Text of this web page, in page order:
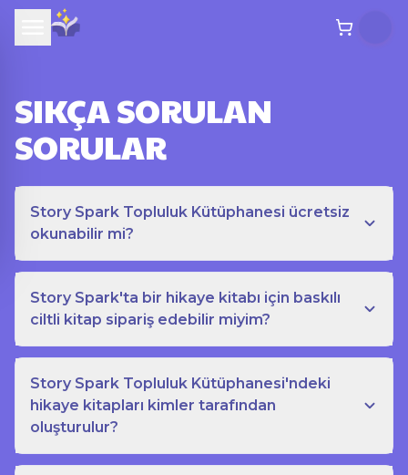
SIKÇA SORULAN
SORULAR
Story Spark Topluluk Kütüphanesi ücretsiz
okunabilir mi?
Story Spark'ta bir hikaye kitabı için baskılı
ciltli kitap sipariş edebilir miyim?
Story Spark Topluluk Kütüphanesi'ndeki
hikaye kitapları kimler tarafından
oluşturulur?